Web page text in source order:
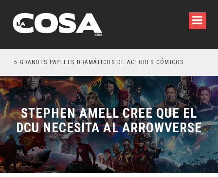
5 GRANDES PAPELES DRAMÁTICOS DE ACTORES CÓMICOS
STEPHEN AMELL CREE QUE EL
DCU NECESITA AL ARROWVERSE